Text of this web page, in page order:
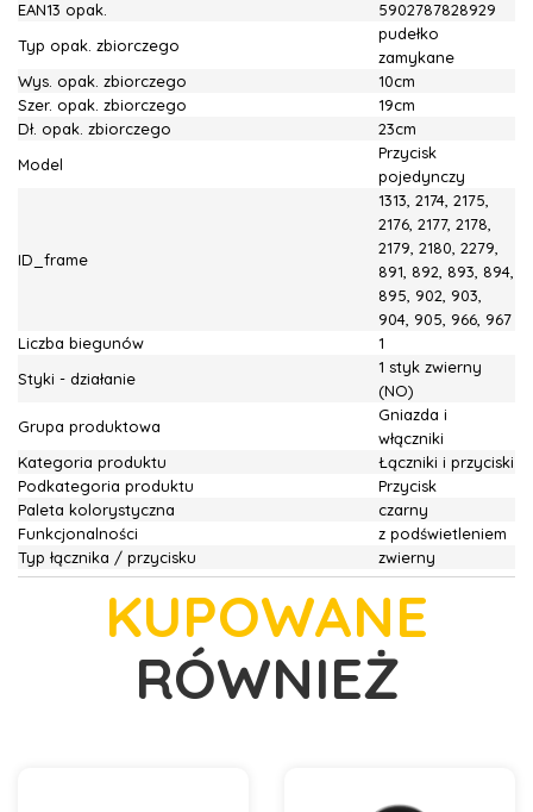
EAN13 opak.
5902787828929
Typ opak. zbiorczego
pudełko
zamykane
Wys. opak. zbiorczego
10cm
Szer. opak. zbiorczego
19cm
Dł. opak. zbiorczego
23cm
Model
Przycisk
pojedynczy
ID_frame
1313, 2174, 2175,
2176, 2177, 2178,
2179, 2180, 2279,
891, 892, 893, 894,
895, 902, 903,
904, 905, 966, 967
Liczba biegunów
1
Styki - działanie
1 styk zwierny
(NO)
Grupa produktowa
Gniazda i
włączniki
Kategoria produktu
Łączniki i przyciski
Podkategoria produktu
Przycisk
Paleta kolorystyczna
czarny
Funkcjonalności
z podświetleniem
Typ łącznika / przycisku
zwierny
KUPOWANE
RÓWNIEŻ